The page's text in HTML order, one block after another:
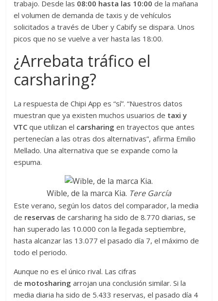
trabajo. Desde las 08:00 hasta las 10:00 de la mañana
el volumen de demanda de taxis y de vehículos
solicitados a través de Uber y Cabify se dispara. Unos
picos que no se vuelve a ver hasta las 18:00.
¿Arrebata tráfico el
carsharing?
La respuesta de Chipi App es “sí”. “Nuestros datos
muestran que ya existen muchos usuarios de taxi y
VTC que utilizan el carsharing en trayectos que antes
pertenecían a las otras dos alternativas”, afirma Emilio
Mellado. Una alternativa que se expande como la
espuma.
Wible, de la marca Kia. Tere García
Este verano, según los datos del comparador, la media
de reservas de carsharing ha sido de 8.770 diarias, se
han superado las 10.000 con la llegada septiembre,
hasta alcanzar las 13.077 el pasado día 7, el máximo de
todo el periodo.
Aunque no es el único rival. Las cifras
de motosharing arrojan una conclusión similar. Si la
media diaria ha sido de 5.433 reservas, el pasado día 4